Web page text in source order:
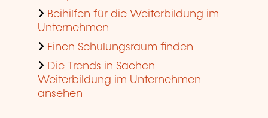
Beihilfen für die Weiterbildung im
Unternehmen
Einen Schulungsraum finden
Die Trends in Sachen
Weiterbildung im Unternehmen
ansehen